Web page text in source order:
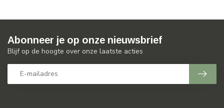
Abonneer je op onze nieuwsbrief
Blijf op de hoogte over onze laatste acties